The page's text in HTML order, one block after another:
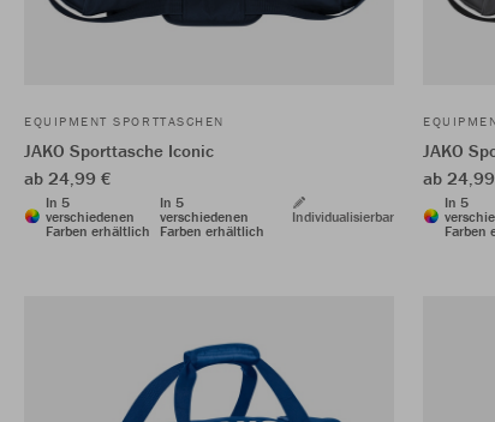
EQUIPMENT SPORTTASCHEN
JAKO Sporttasche Iconic
ab 24,99 €
In 5
verschiedenen
Farben erhältlich
In 5
verschiedenen
Farben erhältlich
Individualisierbar
JAKO
ab
In 5
Farben